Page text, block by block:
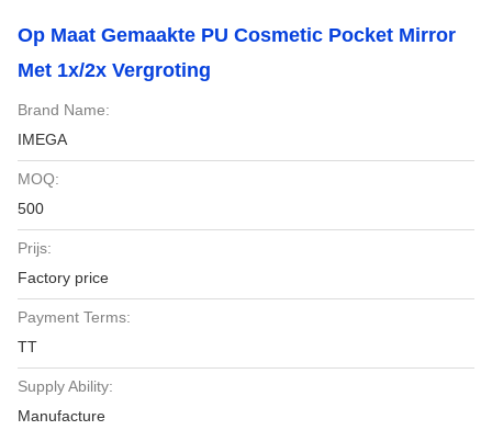
Op Maat Gemaakte PU Cosmetic Pocket Mirror
Met 1x/2x Vergroting
Brand Name:
IMEGA
MOQ:
500
Prijs:
Factory price
Payment Terms:
TT
Supply Ability:
Manufacture